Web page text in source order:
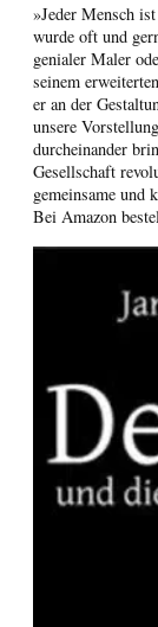
»Jeder Mensch
wurde oft und
genialer Maler
seinem
er an der
unsere
durcheinander
Gesellschaft
gemeinsame und
Bei Amazon